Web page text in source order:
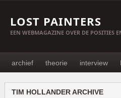
LOST PAINTERS
EEN WEBMAGAZINE OVER DE POSITIES
archief theorie interview
TIM HOLLANDER ARCHIVE